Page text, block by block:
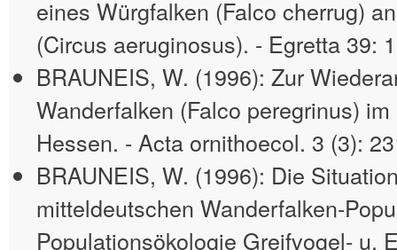
eines Würgfalken (Falco cherrug)
(Circus aeruginosus). - Egretta 39:
BRAUNEIS, W. (1996): Zur
Wanderfalken (Falco peregrinus)
Hessen. - Acta ornithoecol. 3 (3):
BRAUNEIS, W. (1996): Die
mitteldeutschen Wanderfalken-
Populationsökologie Greifvogel- u.